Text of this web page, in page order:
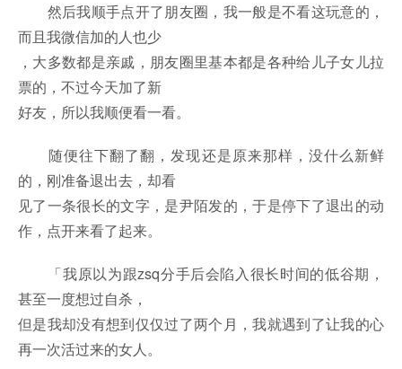
然后我顺手点开了朋友圈，我一般是不看这玩意的，
而且我微信加的人也少
，大多数都是亲戚，朋友圈里基本都是各种给儿子女儿拉
票的，不过今天加了新
好友，所以我顺便看一看。
随便往下翻了翻，发现还是原来那样，没什么新鲜
的，刚准备退出去，却看
见了一条很长的文字，是尹陌发的，于是停下了退出的动
作，点开来看了起来。
「我原以为跟zsq分手后会陷入很长时间的低谷期，
甚至一度想过自杀，
但是我却没有想到仅仅过了两个月，我就遇到了让我的心
再一次活过来的女人。